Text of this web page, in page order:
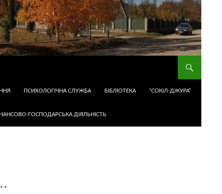
ПСИХОЛОГІЧНА СЛУЖБА БІБЛІОТЕКА “СОКІЛ-ДЖУРА”
ГОСПОДАРСЬКА ДІЯЛЬНІСТЬ